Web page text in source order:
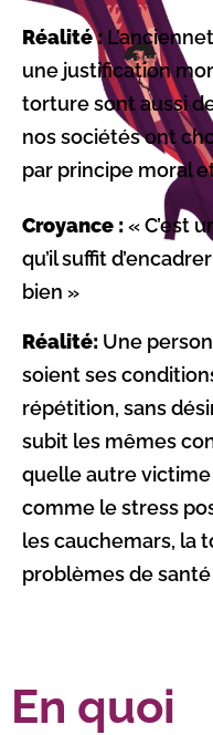
Réalité :
une justification
torture sont aussi
nos sociétés ont
par principe moral
Croyance :« C’est
qu’il suffit
bien »
Réalité: Une
soient ses
répétition, sans
subit les mêmes
quelle autre
comme le stress
les cauchemars, la
problèmes de
En quoi